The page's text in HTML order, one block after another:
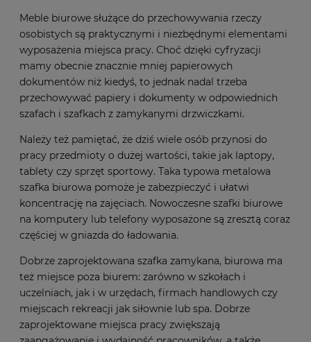
Meble biurowe służące do przechowywania rzeczy
osobistych są praktycznymi i niezbędnymi elementami
wyposażenia miejsca pracy. Choć dzięki cyfryzacji
mamy obecnie znacznie mniej papierowych
dokumentów niż kiedyś, to jednak nadal trzeba
przechowywać papiery i dokumenty w odpowiednich
szafach i szafkach z zamykanymi drzwiczkami.
Należy też pamiętać, że dziś wiele osób przynosi do
pracy przedmioty o dużej wartości, takie jak laptopy,
tablety czy sprzęt sportowy. Taka typowa metalowa
szafka biurowa pomoże je zabezpieczyć i ułatwi
koncentrację na zajęciach. Nowoczesne szafki biurowe
na komputery lub telefony wyposażone są zresztą coraz
częściej w gniazda do ładowania.
Dobrze zaprojektowana szafka zamykana, biurowa ma
też miejsce poza biurem: zarówno w szkołach i
uczelniach, jak i w urzędach, firmach handlowych czy
miejscach rekreacji jak siłownie lub spa. Dobrze
zaprojektowane miejsca pracy zwiększają